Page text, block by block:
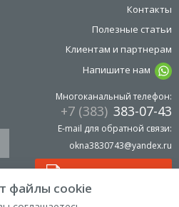
Контакты
Полезные статьи
Клиентам и партнерам
Напишите нам
Многоканальный телефон:
+7 (383) 383-07-43
E-mail для обратной связи:
okna3830743@yandex.ru
Прайс лист на окна
файлы cookie